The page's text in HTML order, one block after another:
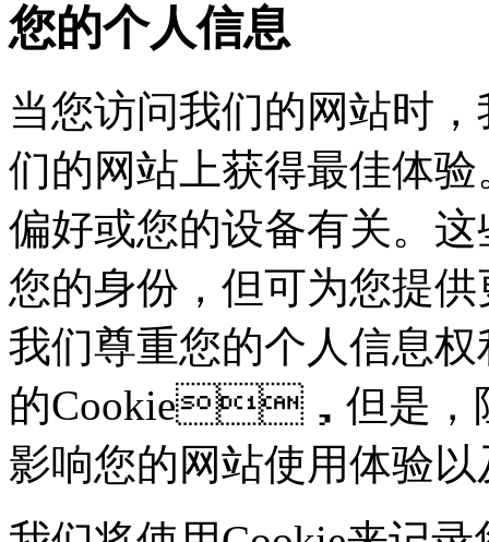
您的个人信息
当您访问我们的网站时
们的网站上获得最佳体验
偏好或您的设备有关。
您的身份，但可为您
我们尊重您的个人信息权
的Cookie，但是
影响您的网站使用体验